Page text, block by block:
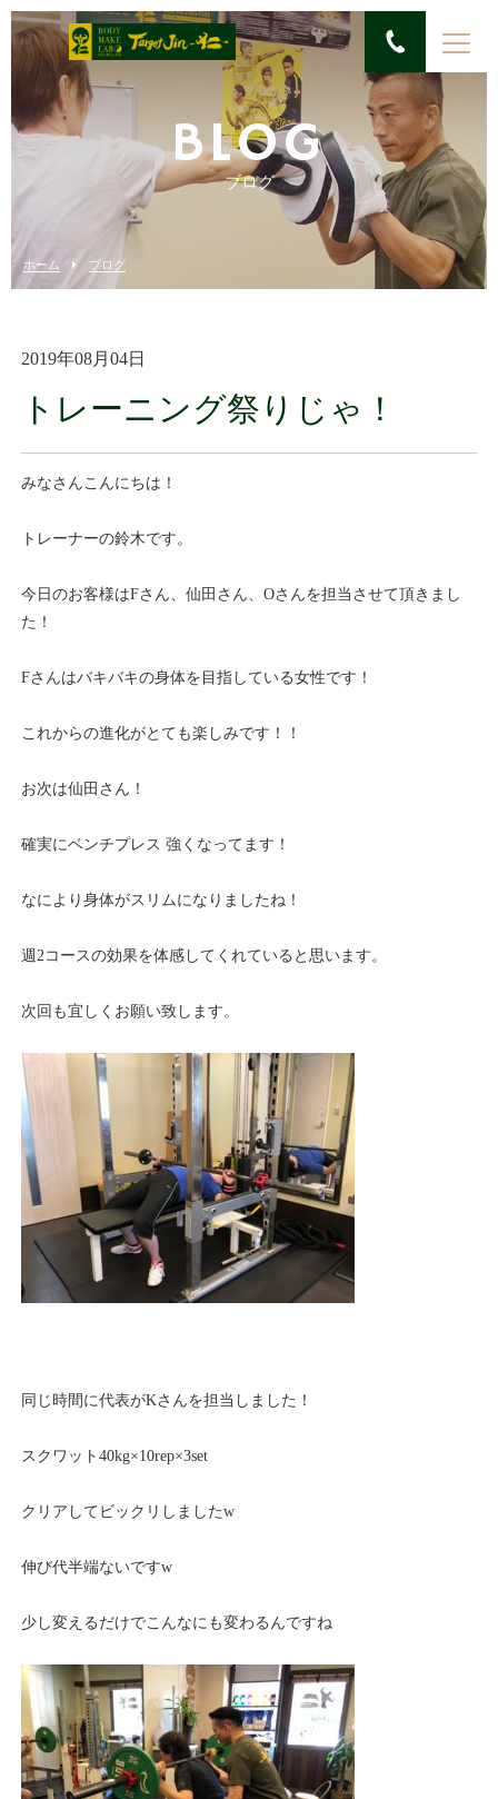
BLOG
ブログ
ホーム ブログ
2019年08月04日
トレーニング祭りじゃ！
みなさんこんにちは！
トレーナーの鈴木です。
今日のお客様はFさん、仙田さん、Oさんを担当させて頂きまし
た！
Fさんはバキバキの身体を目指している女性です！
これからの進化がとても楽しみです！！
お次は仙田さん！
確実にベンチプレス 強くなってます！
なにより身体がスリムになりましたね！
週2コースの効果を体感してくれていると思います。
次回も宜しくお願い致します。
同じ時間に代表がKさんを担当しました！
スクワット40kg×10rep×3set
クリアしてビックリしましたw
伸び代半端ないですw
少し変えるだけでこんなにも変わるんですね